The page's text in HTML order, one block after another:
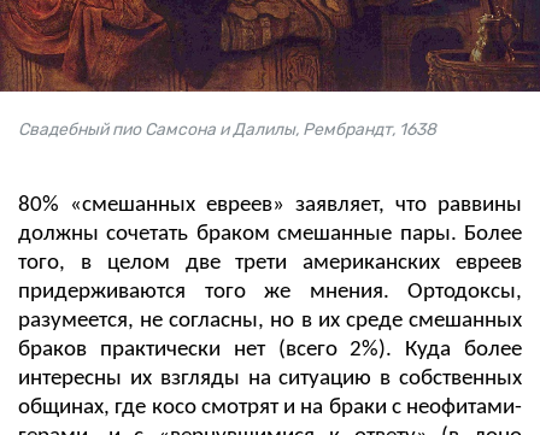
Свадебный пио Самсона и Далилы, Рембрандт, 1638
80% «смешанных евреев» заявляет, что раввины
должны сочетать браком смешанные пары. Более
того, в целом две трети американских евреев
придерживаются того же мнения. Ортодоксы,
разумеется, не согласны, но в их среде смешанных
браков практически нет (всего 2%). Куда более
интересны их взгляды на ситуацию в собственных
общинах, где косо смотрят и на браки с неофитами-